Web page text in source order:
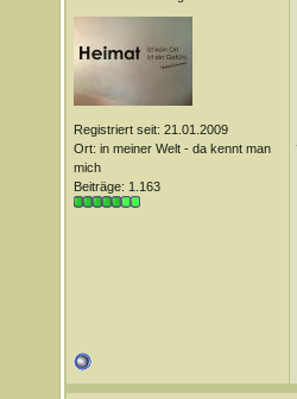
Registriert seit: 21.01.2009
Ort: in meiner Welt - da kennt man
mich
Beiträge: 1.163